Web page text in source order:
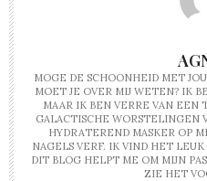
MOGE DE SCHOONHEID MET
MOET JE OVER MIJ WETEN? IK
MAAR IK BEN VERRE VAN EEN
GALACTISCHE WORSTELINGEN
HYDRATEREND MASKER OP
NAGELS VERF. IK VIND HET
DIT BLOG HELPT ME OM MIJN
ZIE HET